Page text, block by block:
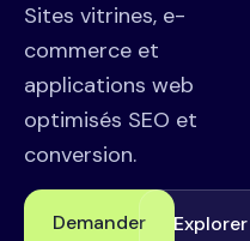
Sites vitrines, e-
commerce et
applications web
optimisés SEO et
conversion.
Demander
Explorer